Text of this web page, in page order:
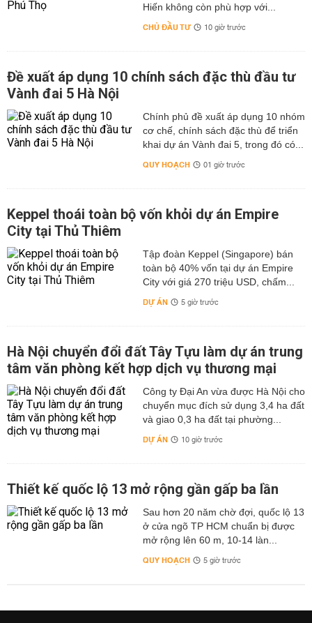
Hiến không còn phù hợp với...
CHỦ ĐẦU TƯ 10 giờ trước
Đề xuất áp dụng 10 chính sách đặc thù đầu tư
Vành đai 5 Hà Nội
Chính phủ đề xuất áp dụng 10 nhóm
cơ chế, chính sách đặc thù để triển
khai dự án Vành đai 5, trong đó có...
QUY HOẠCH 01 giờ trước
Keppel thoái toàn bộ vốn khỏi dự án Empire
City tại Thủ Thiêm
Tập đoàn Keppel (Singapore) bán
toàn bộ 40% vốn tại dự án Empire
City với giá 270 triệu USD, chấm...
DỰ ÁN 5 giờ trước
Hà Nội chuyển đổi đất Tây Tựu làm dự án trung
tâm văn phòng kết hợp dịch vụ thương mại
Công ty Đại An vừa được Hà Nội cho
chuyển mục đích sử dụng 3,4 ha đất
và giao 0,3 ha đất tại phường...
DỰ ÁN 10 giờ trước
Thiết kế quốc lộ 13 mở rộng gần gấp ba lần
Sau hơn 20 năm chờ đợi, quốc lộ 13
ở cửa ngõ TP HCM chuẩn bị được
mở rộng lên 60 m, 10-14 làn...
QUY HOẠCH 5 giờ trước